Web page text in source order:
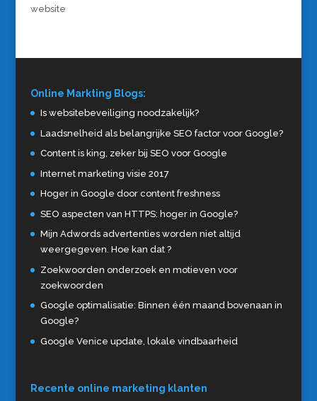
website
Online Markting Blogs:
Is websitebeveiliging noodzakelijk?
Laadsnelheid als belangrijke SEO factor voor Google?
Content is king, zeker bij SEO voor Google
Internet marketing visie 2017
Hoger in Google door content freshness
SEO aspecten van HTTPS: hoger in Google?
Mijn Adwords advertenties worden niet altijd
weergegeven. Hoe kan dat ?
Zoekwoorden onderzoek en motieven voor
zoekwoorden
Google optimalisatie: Binnen één maand bovenaan in
Google?
Google Venice update, lokale vindbaarheid
Recente online marketing klanten